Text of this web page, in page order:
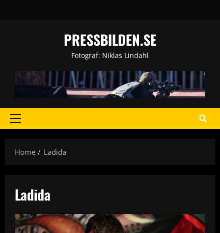
PRESSBILDEN.SE
Fotograf: Niklas Lindahl
Primary
Home
Ladida
Ladida